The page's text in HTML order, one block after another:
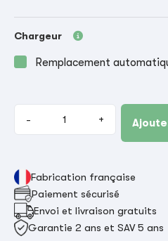
Chargeur
Remplacement
- +
Fabrication française
Paiement sécurisé
Envoi et livraison gratuits
Garantie 2 ans et SAV 5 ans